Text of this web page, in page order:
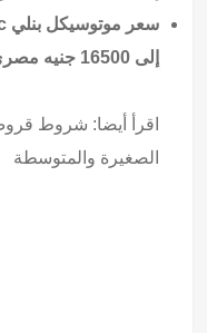
إلى 16500 جنيه مصري.
اقرأ أيضا: شروط
الصغيرة والمتوسطة